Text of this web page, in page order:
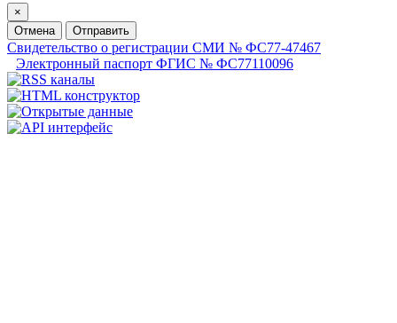
×
Отмена
Отправить
Свидетельство о регистрации СМИ № ФС77-47467
Электронный паспорт ФГИС № ФС77110096